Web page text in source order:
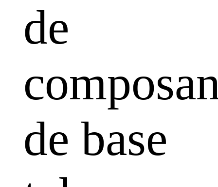
de
de base